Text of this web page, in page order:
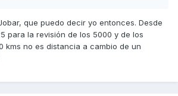
que puedo decir yo entonces. Desde
para la revisión de los 5000 y de los
kms no es distancia a cambio de un